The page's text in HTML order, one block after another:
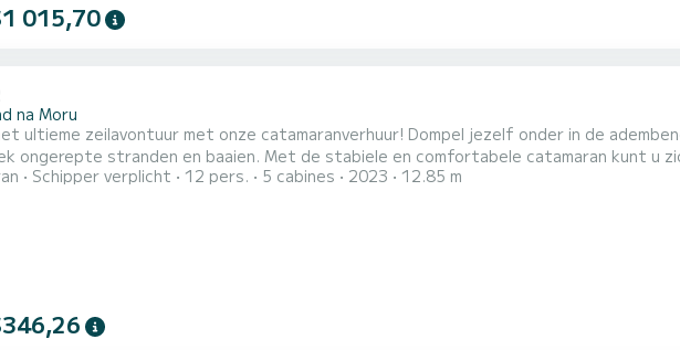
015,70
na Moru
ultieme zeilavontuur met onze catamaranverhuur! Dompel jezelf onder in de
ongerepte stranden en baaien. Met de stabiele en comfortabele catamaran kunt u
en genieten van de vrijheid om uw eigen route te kiezen. Laat het dagelijkse leven
Schipper verplicht 12 pers. 5 cabines 2023 12.85 m